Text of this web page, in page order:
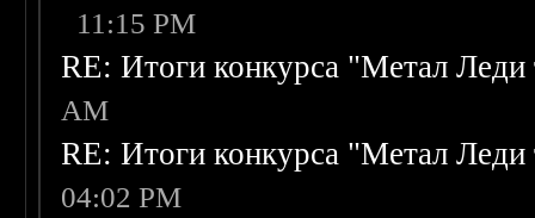
11:15 PM
RE: Итоги конкурса "Метал Леди
AM
RE: Итоги конкурса "Метал Леди
04:02 PM